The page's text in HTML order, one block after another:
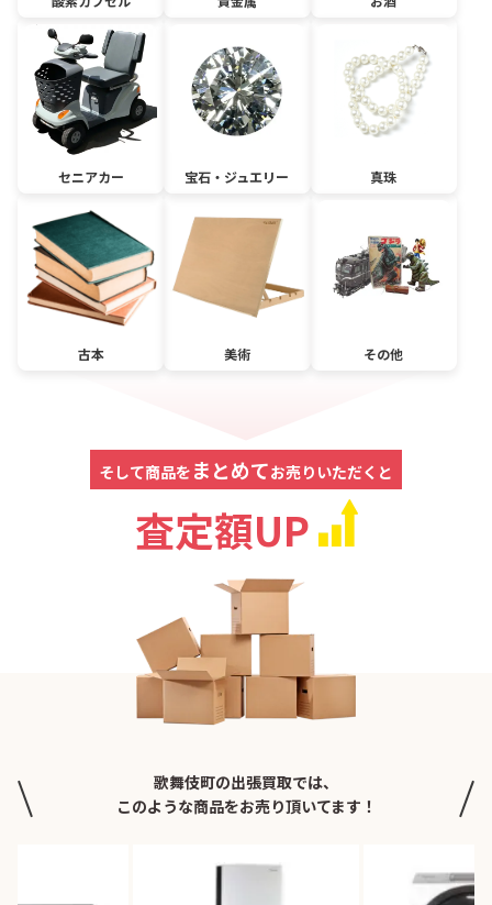
セニアカー 宝石・ジュエリー 真珠
古本 美術 その他
そして商品を まとめてお売りいただくと
査定額UP
歌舞伎町の出張買取では、
このような商品をお売り頂いてます！